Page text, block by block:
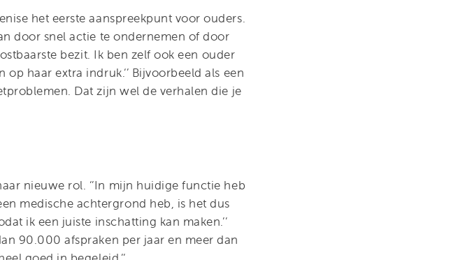
het eerste aanspreekpunt voor ouders.
door snel actie te ondernemen of door
bezit. Ik ben zelf ook een ouder
haar extra indruk.‘’ Bijvoorbeeld als een
Dat zijn wel de verhalen die je
nieuwe rol. ‘’In mijn huidige functie heb
medische achtergrond heb, is het dus
ik een juiste inschatting kan maken.’’
90.000 afspraken per jaar en meer dan